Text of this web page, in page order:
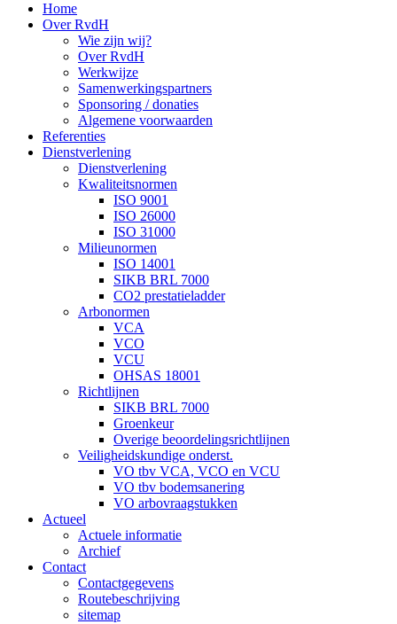
Home
Over RvdH
Wie zijn wij?
Over RvdH
Werkwijze
Samenwerkingspartners
Sponsoring / donaties
Algemene voorwaarden
Referenties
Dienstverlening
Dienstverlening
Kwaliteitsnormen
ISO 9001
ISO 26000
ISO 31000
Milieunormen
ISO 14001
SIKB BRL 7000
CO2 prestatieladder
Arbonormen
VCA
VCO
VCU
OHSAS 18001
Richtlijnen
SIKB BRL 7000
Groenkeur
Overige beoordelingsrichtlijnen
Veiligheidskundige onderst.
VO tbv VCA, VCO en VCU
VO tbv bodemsanering
VO arbovraagstukken
Actueel
Actuele informatie
Archief
Contact
Contactgegevens
Routebeschrijving
sitemap